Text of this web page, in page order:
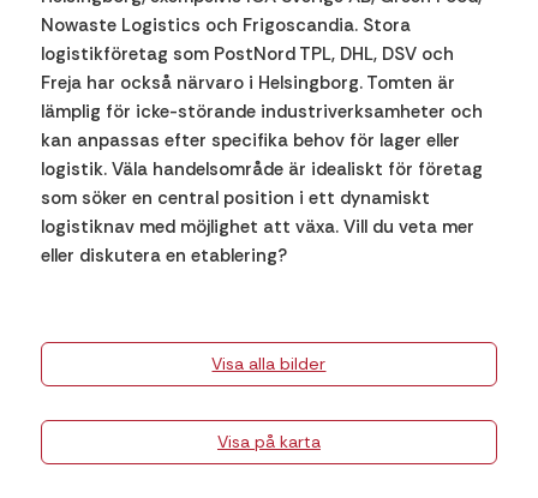
Nowaste Logistics och Frigoscandia. Stora
logistikföretag som PostNord TPL, DHL, DSV och
Freja har också närvaro i Helsingborg. Tomten är
lämplig för icke-störande industriverksamheter och
kan anpassas efter specifika behov för lager eller
logistik. Väla handelsområde är idealiskt för företag
som söker en central position i ett dynamiskt
logistiknav med möjlighet att växa. Vill du veta mer
eller diskutera en etablering?
Visa alla bilder
Visa på karta